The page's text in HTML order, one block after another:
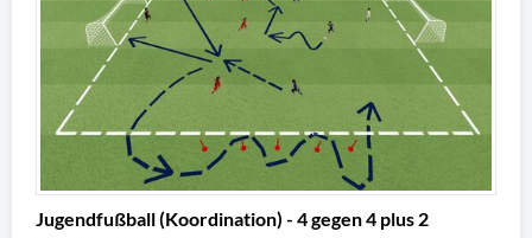
Jugendfußball (Koordination) - 4 gegen 4 plus 2